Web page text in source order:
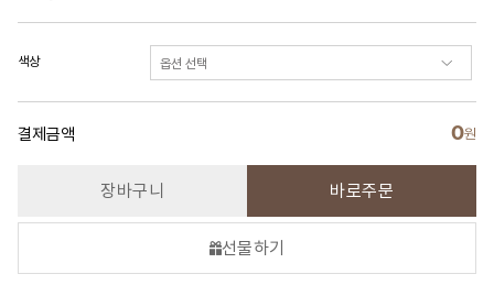
색상
결제금액 0원
장바구니 바로주문
선물하기